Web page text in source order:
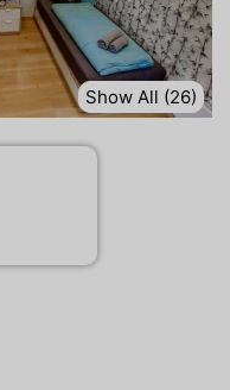
Show All (26)